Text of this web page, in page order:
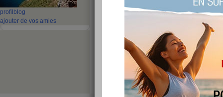
profil blog
ajouter de vos amies
Suiv. ›
bonjour
publié le 07/02/2013 à 11:11
je crois qu'on me voit pas trop, je suis un peu